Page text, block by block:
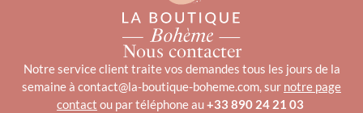
Nous contacter
Notre service client traite vos demandes tous les jours de la
semaine à contact@la-boutique-boheme.com, sur notre page
contact ou par téléphone au+33 890 24 21 03